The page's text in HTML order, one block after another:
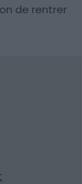
de rentrer